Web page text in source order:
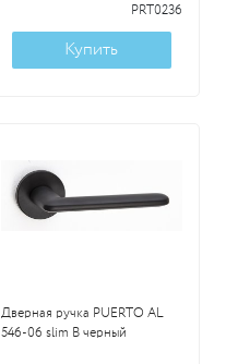
PRT0236
Купить
Дверная ручка PUERTO AL
546-06 slim B черный